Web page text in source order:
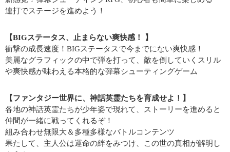
連打でステージを進めよう！
【BIGステータス、止まらない爽快感！ 】
衝撃の成長速度！BIGステータスで今までにない爽快感！
美麗なグラフィックの中で弾を打って、敵を倒していくスリル
や爽快感が味わえる本格的な弾幕シューティングゲーム
【ファンタジー世界に、神話英霊たちを育成せよ！】
各地の神話英霊たちが少年姿で現れて、ストーリーを進めると
仲間が一緒に戦ってくれるぞ！
組み合わせ無限大＆多種多様なバトルコンテンツ
果たして、主人公は運命の絆をみつけ、この世の真相が解明し